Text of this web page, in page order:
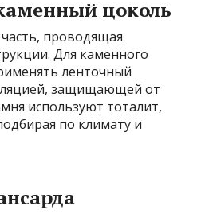
цоколь
проводящая
Для каменного
ленточный
защищающей от
используют тоталит,
по климату и